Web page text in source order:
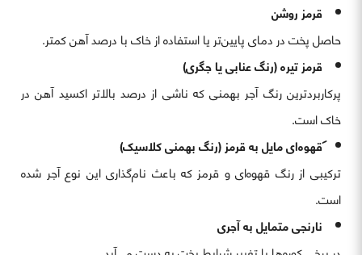
قرمز روشن
حاصل پخت در دمای پایین‌تر یا استفاده از خاک با درصد آهن کمتر.
قرمز تیره (رنگ عنابی یا جگری)
پرکاربردترین رنگ آجر بهمنی که ناشی از درصد بالاتر اکسید آهن در
خاک است.
قهوه‌ای مایل به قرمز (رنگ بهمنی کلاسیک)
ترکیبی از رنگ قهوه‌ای و قرمز که باعث نام‌گذاری این نوع آجر شده
است.
نارنجی متمایل به آجری